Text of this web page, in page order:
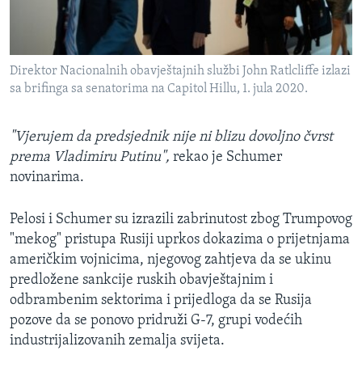
Direktor Nacionalnih obavještajnih službi John Ratlcliffe izlazi
sa brifinga sa senatorima na Capitol Hillu, 1. jula 2020.
"Vjerujem da predsjednik nije ni blizu dovoljno čvrst
prema Vladimiru Putinu", rekao je Schumer
novinarima.
Pelosi i Schumer su izrazili zabrinutost zbog Trumpovog
"mekog" pristupa Rusiji uprkos dokazima o prijetnjama
američkim vojnicima, njegovog zahtjeva da se ukinu
predložene sankcije ruskih obavještajnim i
odbrambenim sektorima i prijedloga da se Rusija
pozove da se ponovo pridruži G-7, grupi vodećih
industrijalizovanih zemalja svijeta.